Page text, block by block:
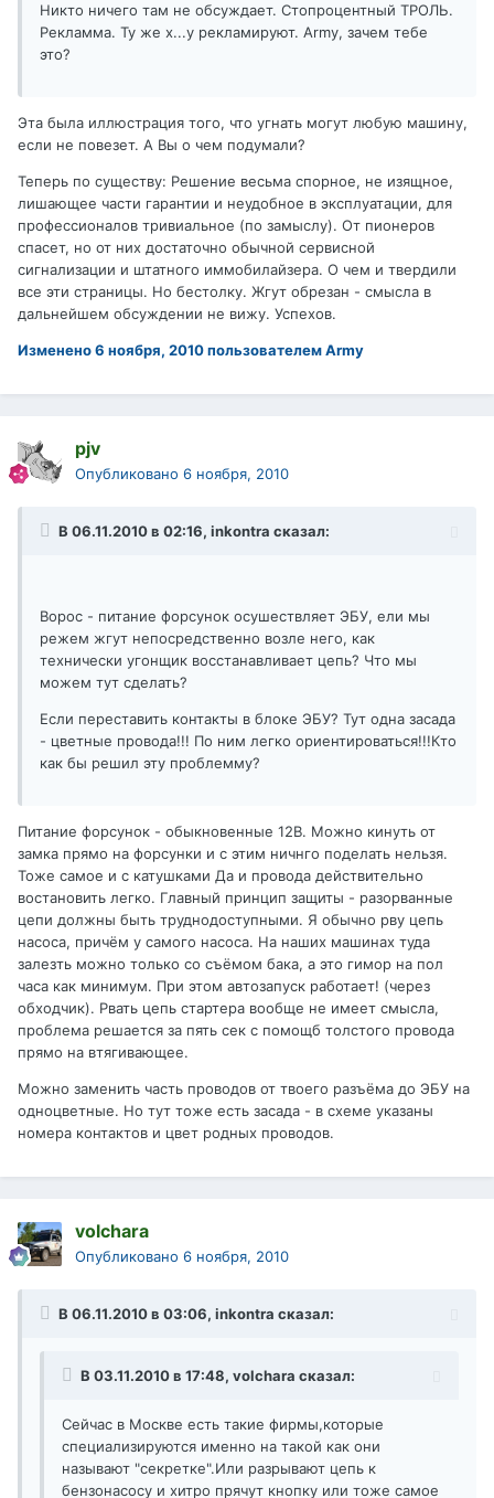
Никто ничего там не обсуждает. Стопроцентный ТРОЛЬ.
Рекламма. Ту же х...у рекламируют. Army, зачем тебе
это?
Эта была иллюстрация того, что угнать могут любую машину,
если не повезет. А Вы о чем подумали?
Теперь по существу: Решение весьма спорное, не изящное,
лишающее части гарантии и неудобное в эксплуатации, для
профессионалов тривиальное (по замыслу). От пионеров
спасет, но от них достаточно обычной сервисной
сигнализации и штатного иммобилайзера. О чем и твердили
все эти страницы. Но бестолку. Жгут обрезан - смысла в
дальнейшем обсуждении не вижу. Успехов.
Изменено6 ноября, 2010пользователем Army
pjv
Опубликовано 6 ноября, 2010
В 06.11.2010 в 02:16, inkontra сказал:
Ворос - питание форсунок осушествляет ЭБУ, ели мы
режем жгут непосредственно возле него, как
технически угонщик восстанавливает цепь? Что мы
можем тут сделать?
Если переставить контакты в блоке ЭБУ? Тут одна засада
- цветные провода!!! По ним легко ориентироваться!!!Кто
как бы решил эту проблемму?
Питание форсунок - обыкновенные 12В. Можно кинуть от
замка прямо на форсунки и с этим ничнго поделать нельзя.
Тоже самое и с катушками Да и провода действительно
востановить легко. Главный принцип защиты - разорванные
цепи должны быть труднодоступными. Я обычно рву цепь
насоса, причём у самого насоса. На наших машинах туда
залезть можно только со съёмом бака, а это гимор на пол
часа как минимум. При этом автозапуск работает! (через
обходчик). Рвать цепь стартера вообще не имеет смысла,
проблема решается за пять сек с помощб толстого провода
прямо на втягивающее.
Можно заменить часть проводов от твоего разъёма до ЭБУ на
одноцветные. Но тут тоже есть засада - в схеме указаны
номера контактов и цвет родных проводов.
volchara
Опубликовано 6 ноября, 2010
В 06.11.2010 в 03:06, inkontra сказал:
В 03.11.2010 в 17:48, volchara сказал:
Сейчас в Москве есть такие фирмы,которые
специализируются именно на такой как они
называют "секретке".Или разрывают цепь к
бензонасосу и хитро прячут кнопку или тоже самое